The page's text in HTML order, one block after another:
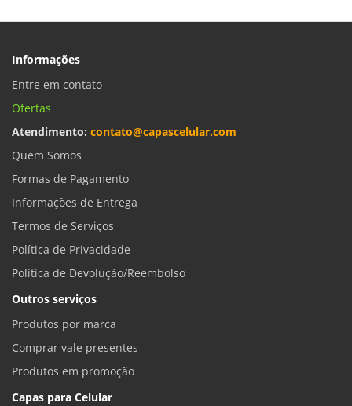
Informações
Entre em contato
Ofertas
Atendimento: contato@capascelular.com
Quem Somos
Formas de Pagamento
Informações de Entrega
Termos de Serviços
Política de Privacidade
Política de Devolução/Reembolso
Outros serviços
Produtos por marca
Comprar vale presentes
Produtos em promoção
Capas para Celular